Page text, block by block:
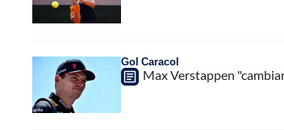
Gol Caracol
Max Verstappen